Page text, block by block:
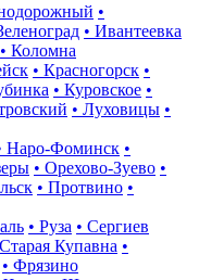
•
• Ивантеевка
• Коломна
• Красногорск •
• Куровское •
• Луховицы •
Наро-Фоминск •
• Орехово-Зуево •
• Протвино •
• Руза • Сергиев
Купавна •
• Фрязино